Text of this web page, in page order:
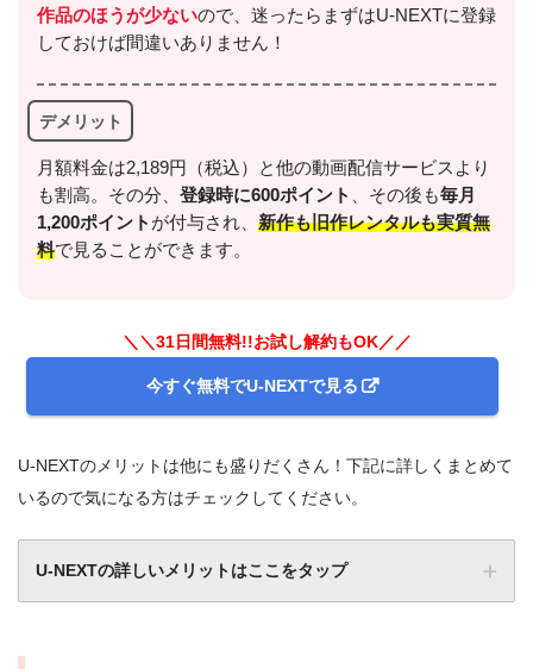
作品のほうが少ないので、迷ったらまずはU-NEXTに登録
しておけば間違いありません！
デメリット
月額料金は2,189円（税込）と他の動画配信サービスより
も割高。その分、 登録時に600ポイント 、その後も毎月
1,200ポイント が付与され、 新作も旧作レンタルも実質無
料で見ることができます。
＼＼31日間無料!!お試し解約もOK／／
今すぐ無料でU-NEXTで見る
U-NEXTのメリットは他にも盛りだくさん！下記に詳しくまとめて
いるので気になる方はチェックしてください。
U-NEXTの詳しいメリットはここをタップ